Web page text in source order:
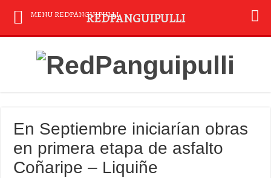
En Septiembre iniciarían obras
en primera etapa de asfalto
Coñaripe – Liquiñe
MENU REDPANGUIPULLIREDPANGUIPULLI